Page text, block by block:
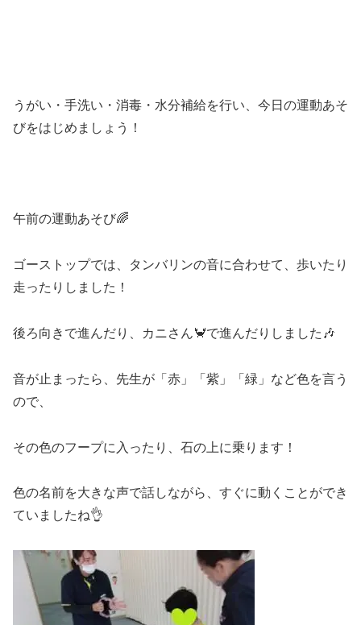
うがい・手洗い・消毒・水分補給を行い、今日の運動あそ
びをはじめましょう！
午前の運動あそび🌈
ゴーストップでは、タンバリンの音に合わせて、歩いたり
走ったりしました！
後ろ向きで進んだり、カニさん🦀で進んだりしました🎶
音が止まったら、先生が「赤」「紫」「緑」など色を言う
ので、
その色のフープに入ったり、石の上に乗ります！
色の名前を大きな声で話しながら、すぐに動くことができ
ていましたね👌